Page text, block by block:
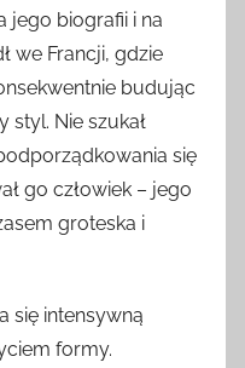
jego biografii i na
we Francji, gdzie
budując
styl. Nie szukał
się
go człowiek – jego
groteska i
się intensywną
formy.